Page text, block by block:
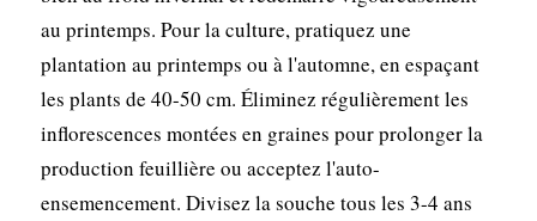
au printemps. Pour la culture, pratiquez une
plantation au printemps ou à l'automne, en espaçant
les plants de 40-50 cm. Éliminez régulièrement les
inflorescences montées en graines pour prolonger la
production feuillière ou acceptez l'auto-
ensemencement. Divisez la souche tous les 3-4 ans